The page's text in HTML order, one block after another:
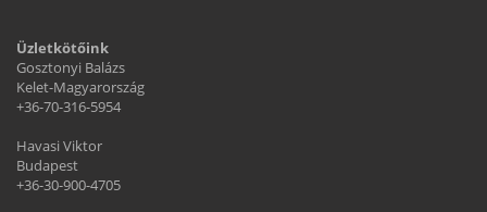
Üzletkötőink
Gosztonyi Balázs
Kelet-Magyarország
+36-70-316-5954
Havasi Viktor
Budapest
+36-30-900-4705